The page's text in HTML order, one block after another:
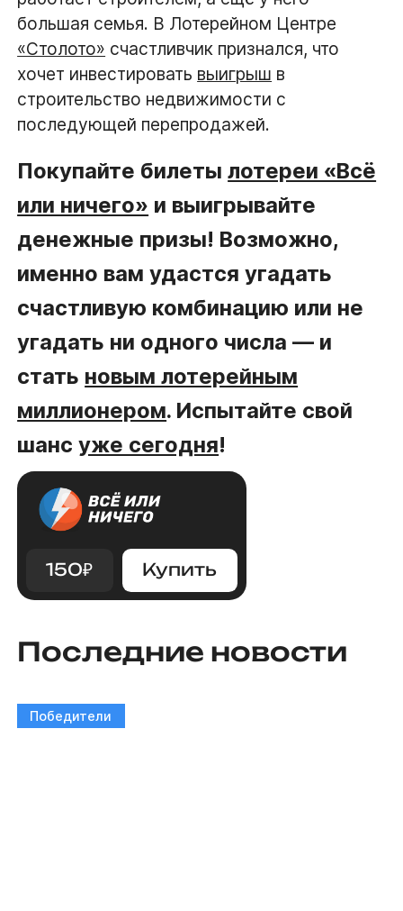
большая семья. В Лотерейном Центре
«Столото» счастливчик признался, что
хочет инвестировать выигрыш в
строительство недвижимости с
последующей перепродажей.
Покупайте билетылотереи «Всё
или ничего» и выигрывайте
денежные призы! Возможно,
именно вам удастся угадать
счастливую комбинацию или не
угадать ни одного числа — и
стать новым лотерейным
миллионером. Испытайте свой
шансуже сегодня!
150₽ Купить
Последние новости
Победители